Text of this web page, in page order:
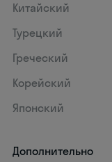
Китайский
Турецкий
Греческий
Корейский
Японский
Дополнительно